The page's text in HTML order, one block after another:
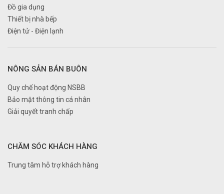
Đồ gia dụng
Thiết bị nhà bếp
Điện tử - Điện lạnh
NÔNG SẢN BÁN BUÔN
Quy chế hoạt động NSBB
Bảo mật thông tin cá nhân
Giải quyết tranh chấp
CHĂM SÓC KHÁCH HÀNG
Trung tâm hỗ trợ khách hàng